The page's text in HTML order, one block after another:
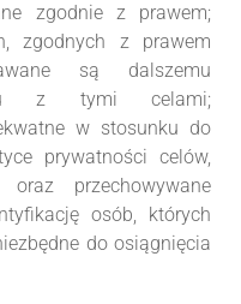
zgodnie z prawem;
zgodnych z prawem
są dalszemu
z tymi celami;
w stosunku do
prywatności celów,
przechowywane
osób, których
do osiągnięcia